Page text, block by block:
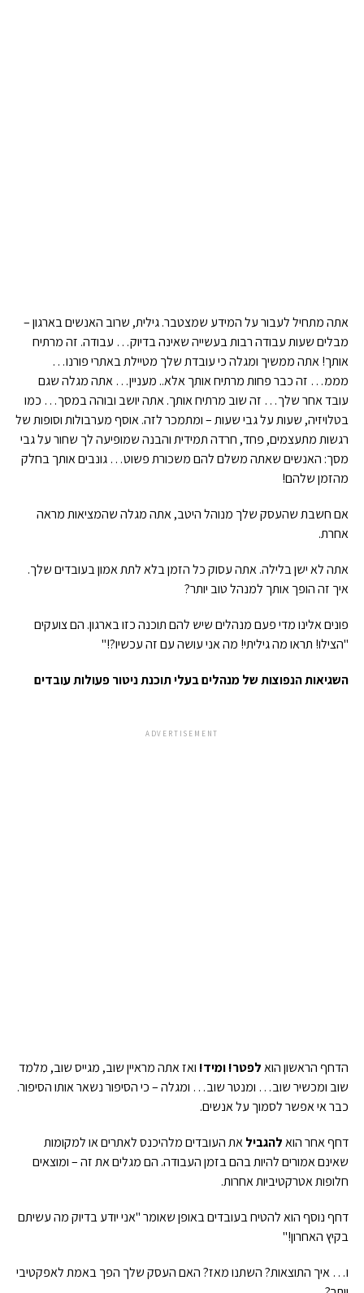
אתה מתחיל לעבור על המידע שמצטבר. גילית, שרוב האנשים בארגון –
מבלים שעות עבודה רבות בעשייה שאינה בדיוק… עבודה. זה מרתיח
אותך! אתה ממשיך ומגלה כי עובדת שלך מטיילת באתרי פורנו…
מממ… זה כבר פחות מרתיח אותך אלא.. מעניין… אתה מגלה שגם
עובד אחר שלך… זה שוב מרתיח אותך. אתה יושב ובוהה במסך… כמו
בטלויזיה, שעות על גבי שעות – ומתמכר לזה. אוסף מערבולות וסופות של
רגשות מתעצמים, פחד, חרדה תמידית והבנה שמופיעה לך שחור על גבי
מסך: האנשים שאתה משלם להם משכורת פשוט… גונבים אותך בחלק
מהזמן שלהם!
אם חשבת שהעסק שלך מנוהל היטב, אתה מגלה שהמציאות מראה
אחרת.
אתה לא ישן בלילה. אתה עסוק כל הזמן בלא לתת אמון בעובדים שלך.
איך זה הופך אותך למנהל טוב יותר?
פונים אלינו מדי פעם מנהלים שיש להם תוכנה כזו בארגון. הם צועקים
"הצילו! תראו מה גיליתי! מה אני עושה עם זה עכשיו?!"
השגיאות הנפוצות של מנהלים בעלי תוכנת ניטור פעולות עובדים
ADVERTISEMENT
הדחף הראשון הואלפטר! ומיד! ואז אתה מראיין שוב, מגייס שוב, מלמד
שוב ומכשיר שוב… ומנטר שוב… ומגלה – כי הסיפור נשאר אותו הסיפור.
כבר אי אפשר לסמוך על אנשים.
דחף אחר הואלהגבילאת העובדים מלהיכנס לאתרים או למקומות
שאינם אמורים להיות בהם בזמן העבודה. הם מגלים את זה – ומוצאים
חלופות אטרקטיביות אחרות.
דחף נוסף הוא להטיח בעובדים באופן שאומר "אני יודע בדיוק מה עשיתם
בקיץ האחרון!"
ו… איך התוצאות? השתנו מאז? האם העסק שלך הפך באמת לאפקטיבי